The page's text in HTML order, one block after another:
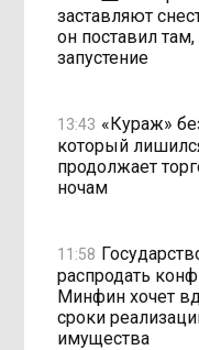
заставляют
он поставил
запустение
13:43 «Кураж»
который
продолжает
ночам
11:58
распродать
Минфин хочет
сроки
имущества